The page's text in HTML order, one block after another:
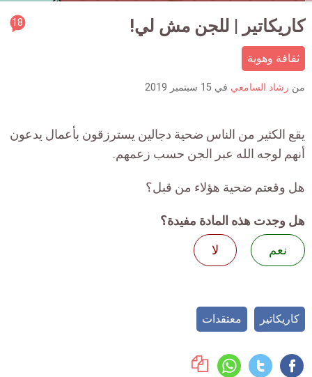
18 كاريكاتير | للجن مش لي!
ثقافة وهوية
من رشاد السامعي في 15 سبتمبر 2019
يقع الكثير من الناس ضحية دجالين يسترزقون بأعمال يدعون
أنهم لوجه الله عبر الجن حسب زعمهم.
هل وقعتم ضحية هؤلاء من قبل؟
هل وجدت هذه المادة مفيدة؟
نعم
لا
كاريكاتير معتقدات